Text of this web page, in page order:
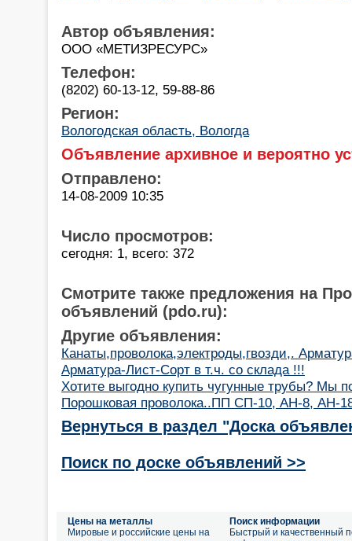
Автор объявления:
ООО «МЕТИЗРЕСУРС»
Телефон:
(8202) 60-13-12, 59-88-86
Регион:
Вологодская область, Вологда
Объявление архивное и вероятно
Отправлено:
14-08-2009 10:35
Число просмотров:
сегодня: 1, всего: 372
Смотрите также предложения на
объявлений (pdo.ru):
Другие объявления:
Канаты,проволока,электроды,гвозди,.
Арматура-Лист-Сорт в т.ч. со склада !!!
Хотите выгодно купить чугунные трубы? Мы
Порошковая проволока..ПП СП-10, АН-8, АН-
Вернуться в раздел "Доска
Поиск по доске объявлений >>
Цены на металлы
Мировые и российские цены на
Поиск информации
Быстрый и качественный